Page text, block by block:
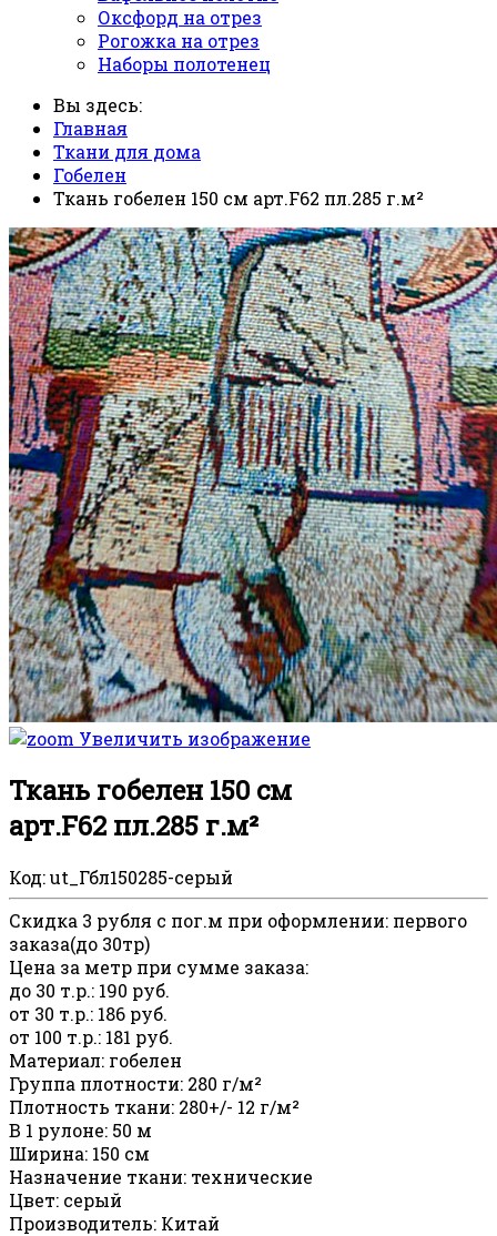
Оксфорд на отрез
Рогожка на отрез
Наборы полотенец
Вы здесь:
Главная
Ткани для дома
Гобелен
Ткань гобелен 150 см арт.F62 пл.285 г.м²
Увеличить изображение
Ткань гобелен 150 см
арт.F62 пл.285 г.м²
Код:ut_Гбл150285-серый
Скидка 3 рубля с пог.м при оформлении: первого
заказа(до 30тр)
Цена за метр при сумме заказа:
до 30 т.р.: 190 руб.
от 30 т.р.: 186 руб.
от 100 т.р.: 181 руб.
Материал: гобелен
Группа плотности: 280 г/м²
Плотность ткани: 280+/- 12 г/м²
В 1 рулоне: 50 м
Ширина: 150 см
Назначение ткани: технические
Цвет: серый
Производитель: Китай